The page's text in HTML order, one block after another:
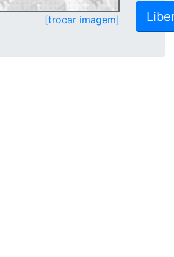
[trocar imagem]